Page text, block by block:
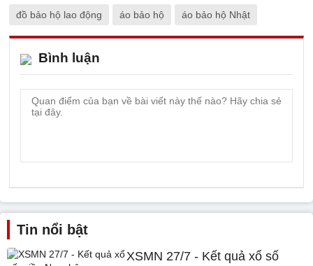
đồ bảo hộ lao động áo bảo hộ áo bảo hộ Nhật
Bình luận
Tin nổi bật
XSMN 27/7 - Kết quả xổ số